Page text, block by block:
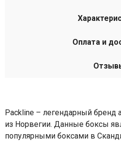
Оплата и
Packline – легендарный бренд
из Норвегии. Данные боксы
популярными боксами в